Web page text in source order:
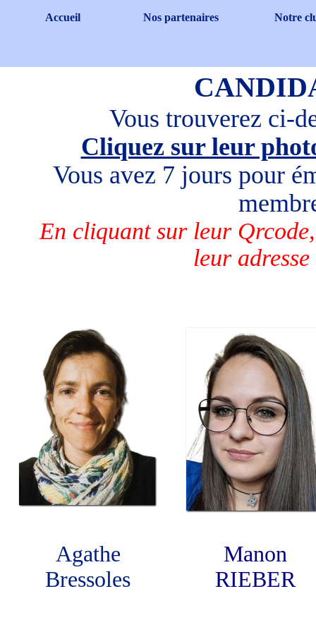
Accueil
Nos partenaires ▼
Notre
Vous trouverez ci-
Cliquez sur leur
Vous avez 7 jours pour
En cliquant sur leur
leur
Agathe
Bressoles
Manon
RIEBER